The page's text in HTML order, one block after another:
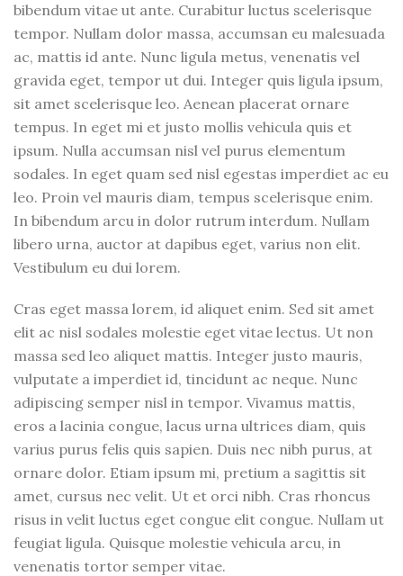
bibendum vitae ut ante. Curabitur luctus scelerisque
tempor. Nullam dolor massa, accumsan eu malesuada
ac, mattis id ante. Nunc ligula metus, venenatis vel
gravida eget, tempor ut dui. Integer quis ligula ipsum,
sit amet scelerisque leo. Aenean placerat ornare
tempus. In eget mi et justo mollis vehicula quis et
ipsum. Nulla accumsan nisl vel purus elementum
sodales. In eget quam sed nisl egestas imperdiet ac eu
leo. Proin vel mauris diam, tempus scelerisque enim.
In bibendum arcu in dolor rutrum interdum. Nullam
libero urna, auctor at dapibus eget, varius non elit.
Vestibulum eu dui lorem.
Cras eget massa lorem, id aliquet enim. Sed sit amet
elit ac nisl sodales molestie eget vitae lectus. Ut non
massa sed leo aliquet mattis. Integer justo mauris,
vulputate a imperdiet id, tincidunt ac neque. Nunc
adipiscing semper nisl in tempor. Vivamus mattis,
eros a lacinia congue, lacus urna ultrices diam, quis
varius purus felis quis sapien. Duis nec nibh purus, at
ornare dolor. Etiam ipsum mi, pretium a sagittis sit
amet, cursus nec velit. Ut et orci nibh. Cras rhoncus
risus in velit luctus eget congue elit congue. Nullam ut
feugiat ligula. Quisque molestie vehicula arcu, in
venenatis tortor semper vitae.